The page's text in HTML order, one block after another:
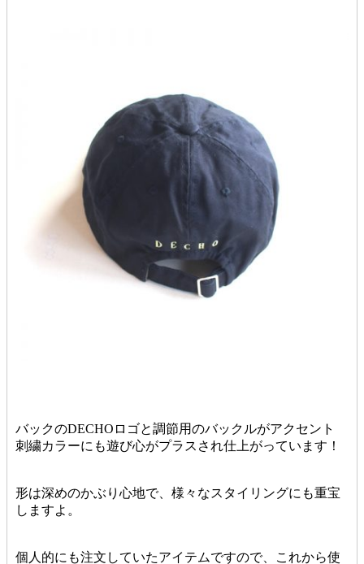
バックのDECHOロゴと調節用のバックルがアクセント
刺繍カラーにも遊び心がプラスされ仕上がっています！
形は深めのかぶり心地で、様々なスタイリングにも重宝
しますよ。
個人的にも注文していたアイテムですので、これから使